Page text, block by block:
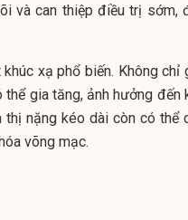
và can thiệp điều trị sớm,
xạ phổ biến. Không chỉ
gia tăng, ảnh hưởng đến
thị nặng kéo dài còn có thể
võng mạc.